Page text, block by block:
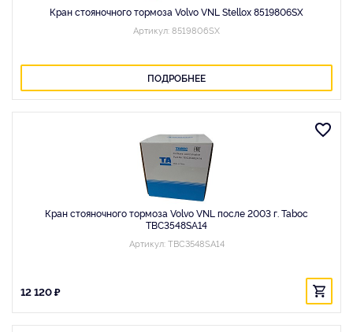
Кран стояночного тормоза Volvo VNL Stellox 8519806SX
Артикул: 8519806SX
ПОДРОБНЕЕ
Кран стояночного тормоза Volvo VNL после 2003 г. Taboc
TBC3548SA14
Артикул: TBC3548SA14
12 120 ₽